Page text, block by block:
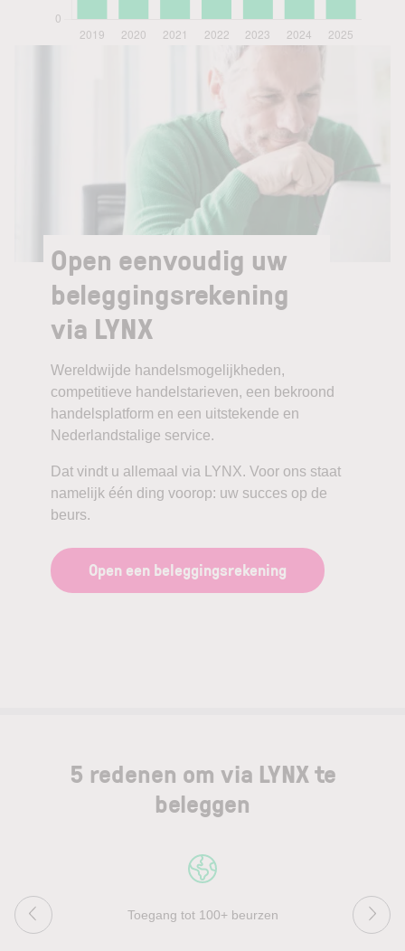
Open eenvoudig uw
beleggingsrekening
via LYNX
Wereldwijde handelsmogelijkheden,
competitieve handelstarieven, een bekroond
handelsplatform en een uitstekende en
Nederlandstalige service.
Dat vindt u allemaal via LYNX. Voor ons staat
namelijk één ding voorop: uw succes op de
beurs.
Open een beleggingsrekening
5 redenen om via LYNX te
beleggen
Toegang tot 100+ beurzen